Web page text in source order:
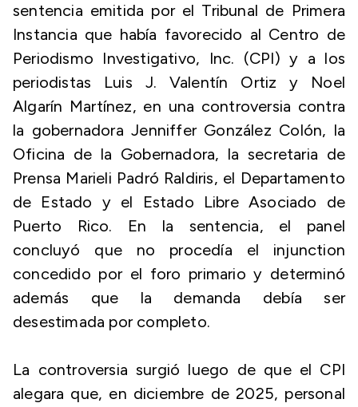
sentencia emitida por el Tribunal de Primera
Instancia que había favorecido al Centro de
Periodismo Investigativo, Inc. (CPI) y a los
periodistas Luis J. Valentín Ortiz y Noel
Algarín Martínez, en una controversia contra
la gobernadora Jenniffer González Colón, la
Oficina de la Gobernadora, la secretaria de
Prensa Marieli Padró Raldiris, el Departamento
de Estado y el Estado Libre Asociado de
Puerto Rico. En la sentencia, el panel
concluyó que no procedía el injunction
concedido por el foro primario y determinó
además que la demanda debía ser
desestimada por completo.
La controversia surgió luego de que el CPI
alegara que, en diciembre de 2025, personal